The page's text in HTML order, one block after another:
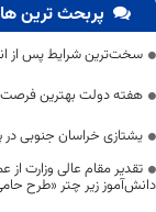
پربحث ترین ها
سخت‌ترین شرایط پس از
هفته دولت بهترین
یشتازی خراسان جنوبی در
دانش‌آموز زیر چتر «طرح